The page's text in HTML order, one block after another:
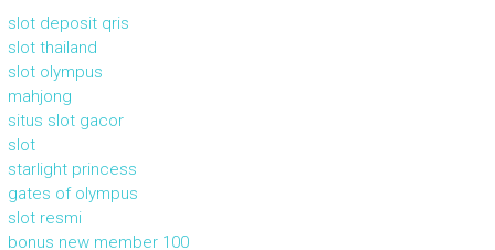
slot deposit qris
slot thailand
slot olympus
mahjong
situs slot gacor
slot
starlight princess
gates of olympus
slot resmi
bonus new member 100